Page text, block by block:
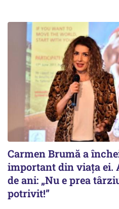
Carmen Brumă a
important din viața ei.
de ani: „Nu e prea
potrivit!”